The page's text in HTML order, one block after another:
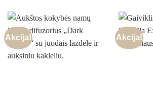
Akcija! Akcija!